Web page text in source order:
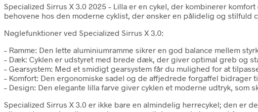
Specialized Sirrus X 3.0 2025 – Lilla er en cykel, der kombinerer
behovene hos den moderne cyklist, der ønsker en pålidelig og stilfuld
Nøglefunktioner ved Specialized Sirrus X 3.0:
– Ramme: Den lette aluminiumramme sikrer en god balance mellem
– Dæk: Cyklen er udstyret med brede dæk, der giver optimal greb og
– Gearsystem: Med et smidigt gearsystem får du mulighed for at
– Komfort: Den ergonomiske sadel og de affjedrede forgaffel
– Design: Den elegante lilla farve giver cyklen et moderne udtryk, som
Specialized Sirrus X 3.0 er ikke bare en almindelig herrecykel; den er